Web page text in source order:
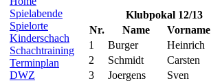
Spielabende
Spielorte
Kinderschach
Schachtraining
Terminplan
DWZ
Klubpokal 12/13
Nr.
Name Vorname
1
Burger Heinrich
2
Schmidt Carsten
3
Joergens Sven